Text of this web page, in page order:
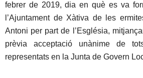
febrer de 2019, dia en què es va
l’Ajuntament de Xàtiva de les
Antoni per part de l’Església,
prèvia acceptació unànime de
representats en la Junta de Govern